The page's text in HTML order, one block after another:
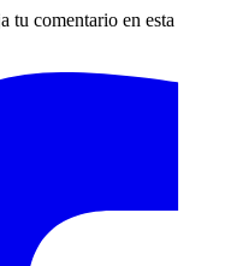
tu comentario en esta